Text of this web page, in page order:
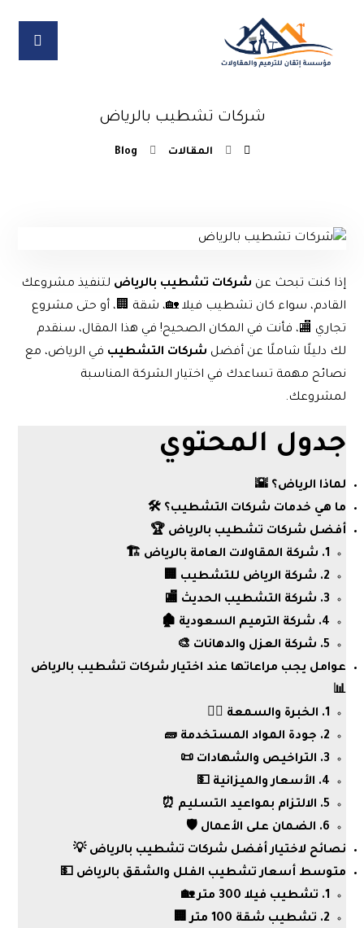
شركات تشطيب بالرياض
المقالات Blog
إذا كنت تبحث عن شركات تشطيب بالرياض لتنفيذ مشروعك
القادم، سواء كان تشطيب فيلا 🏡، شقة 🏢، أو حتى مشروع
تجاري 🏬، فأنت في المكان الصحيح! في هذا المقال، سنقدم
لك دليلًا شاملًا عن أفضل شركات التشطيب في الرياض، مع
نصائح مهمة تساعدك في اختيار الشركة المناسبة
لمشروعك.
جدول المحتوي
لماذا الرياض؟ 🌇
ما هي خدمات شركات التشطيب؟ 🛠️
أفضل شركات تشطيب بالرياض 🏆
1. شركة المقاولات العامة بالرياض 🏗️
2. شركة الرياض للتشطيب 🏢
3. شركة التشطيب الحديث 🏬
4. شركة الترميم السعودية 🏚️
5. شركة العزل والدهانات 🎨
عوامل يجب مراعاتها عند اختيار شركات تشطيب بالرياض
📊
1. الخبرة والسمعة 👷‍♂️
2. جودة المواد المستخدمة 🧱
3. التراخيص والشهادات 📜
4. الأسعار والميزانية 💵
5. الالتزام بمواعيد التسليم ⏰
6. الضمان على الأعمال 🛡️
نصائح لاختيار أفضل شركات تشطيب بالرياض 💡
متوسط أسعار تشطيب الفلل والشقق بالرياض 💵
1. تشطيب فيلا 300 متر 🏡
2. تشطيب شقة 100 متر 🏢